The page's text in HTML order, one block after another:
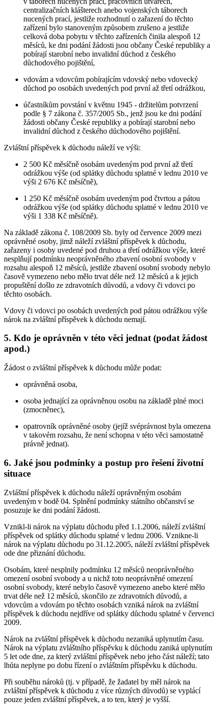
centralizačních klášterech anebo vojenských táborech
nucených prací, jestliže rozhodnutí o zařazení do těchto
zařízení bylo stanoveným způsobem zrušeno a jestliže
celková doba pobytu v těchto zařízeních činila alespoň 12
měsíců, ke dni podání žádosti jsou občany České republiky a
pobírají starobní nebo invalidní důchod z českého
důchodového pojištění,
vdovám a vdovcům pobírajícím vdovský nebo vdovecký
důchod po osobách uvedených pod první až třetí odrážkou,
účastníkům povstání v květnu 1945 - držitelům potvrzení
podle § 7 zákona č. 357/2005 Sb., jenž jsou ke dni podání
žádosti občany České republiky a pobírají starobní nebo
invalidní důchod z českého důchodového pojištění.
Zvláštní příspěvek k důchodu náleží ve výši:
2 500 Kč měsíčně osobám uvedeným pod první až třetí
odrážkou výše (od splátky důchodu splatné v lednu 2010 ve
výši 2 676 Kč měsíčně),
1 250 Kč měsíčně osobám uvedeným pod čtvrtou a pátou
odrážkou výše (od splátky důchodu splatné v lednu 2010 ve
výši 1 338 Kč měsíčně).
Na základě zákona č. 108/2009 Sb. byly od července 2009 mezi
oprávněné osoby, jimž náleží zvláštní příspěvek k důchodu,
zařazeny i osoby uvedené pod druhou a třetí odrážkou výše, které
nesplňují podmínku neoprávněného zbavení osobní svobody v
rozsahu alespoň 12 měsíců, jestliže zbavení osobní svobody nebylo
časově vymezeno nebo mělo trvat déle než 12 měsíců a k jejich
propuštění došlo ze zdravotních důvodů, a vdovy či vdovci po
těchto osobách.
Vdovy či vdovci po osobách uvedených pod pátou odrážkou výše
nárok na zvláštní příspěvek k důchodu nemají.
5. Kdo je oprávněn v této věci jednat (podat žádost
apod.)
Žádost o zvláštní příspěvek k důchodu může podat:
oprávněná osoba,
osoba jednající za oprávněnou osobu na základě plné moci
(zmocněnec),
opatrovník oprávněné osoby (jejíž svéprávnost byla omezena
v takovém rozsahu, že není schopna v této věci samostatně
právně jednat).
6. Jaké jsou podmínky a postup pro řešení životní
situace
Zvláštní příspěvek k důchodu náleží oprávněným osobám
uvedeným v bodě 04. Splnění podmínky státního občanství se
posuzuje ke dni podání žádosti.
Vznikl-li nárok na výplatu důchodu před 1.1.2006, náleží zvláštní
příspěvek od splátky důchodu splatné v lednu 2006. Vznikne-li
nárok na výplatu důchodu po 31.12.2005, náleží zvláštní příspěvek
ode dne přiznání důchodu.
Osobám, které nesplnily podmínku 12 měsíců neoprávněného
omezení osobní svobody a u nichž toto neoprávněné omezení
osobní svobody, které nebylo časově vymezeno anebo které mělo
trvat déle než 12 měsíců, skončilo ze zdravotních důvodů, a
vdovcům a vdovám po těchto osobách vzniká nárok na zvláštní
příspěvek k důchodu nejdříve od splátky důchodu splatné v červenci
2009.
Nárok na zvláštní příspěvek k důchodu nezaniká uplynutím času.
Nárok na výplatu zvláštního příspěvku k důchodu zaniká uplynutím
5 let ode dne, za který zvláštní příspěvek nebo jeho část náleží; tato
lhůta neplyne po dobu řízení o zvláštním příspěvku k důchodu.
Při souběhu nároků (tj. v případě, že žadatel by měl nárok na
zvláštní příspěvek k důchodu z více různých důvodů) se vyplácí
pouze jeden zvláštní příspěvek, a to ten, který je vyšší.